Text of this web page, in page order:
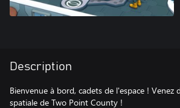
Description
Bienvenue à bord, cadets de l'espace ! Venez
spatiale de Two Point County !